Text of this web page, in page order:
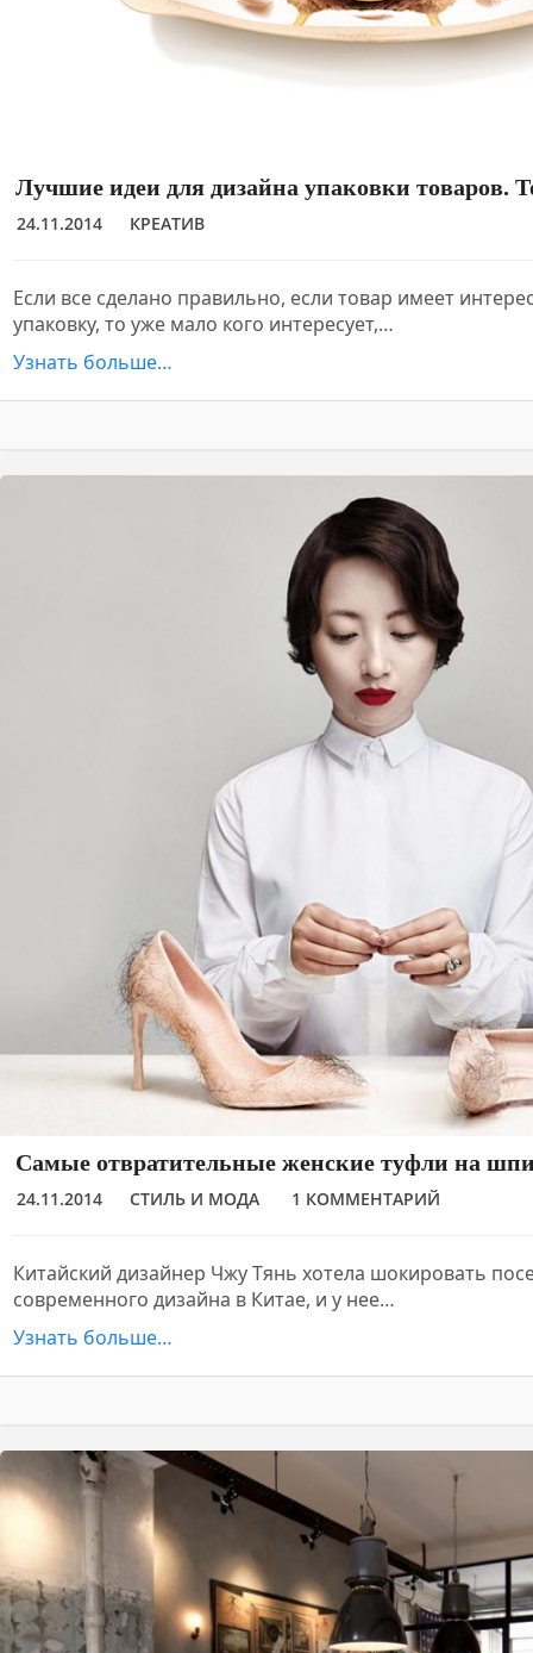
Лучшие идеи для дизайна упаковки товаров.
24.11.2014 КРЕАТИВ
Если все сделано правильно, если товар имеет
упаковку, то уже мало кого интересует,…
Узнать больше…
Самые отвратительные женские туфли на
24.11.2014 СТИЛЬ И МОДА 1 КОММЕНТАРИЙ
Китайский дизайнер Чжу Тянь хотела шокировать
современного дизайна в Китае, и у нее…
Узнать больше…